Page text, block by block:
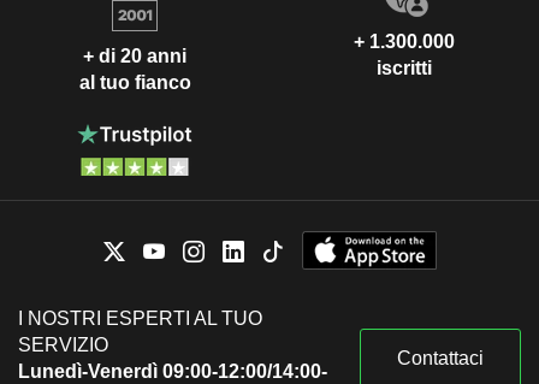
+ di 20 anni
al tuo fianco
+ 1.300.000
iscritti
I NOSTRI ESPERTI AL TUO
SERVIZIO
Lunedì-Venerdì 09:00-12:00/14:00-
Contattaci